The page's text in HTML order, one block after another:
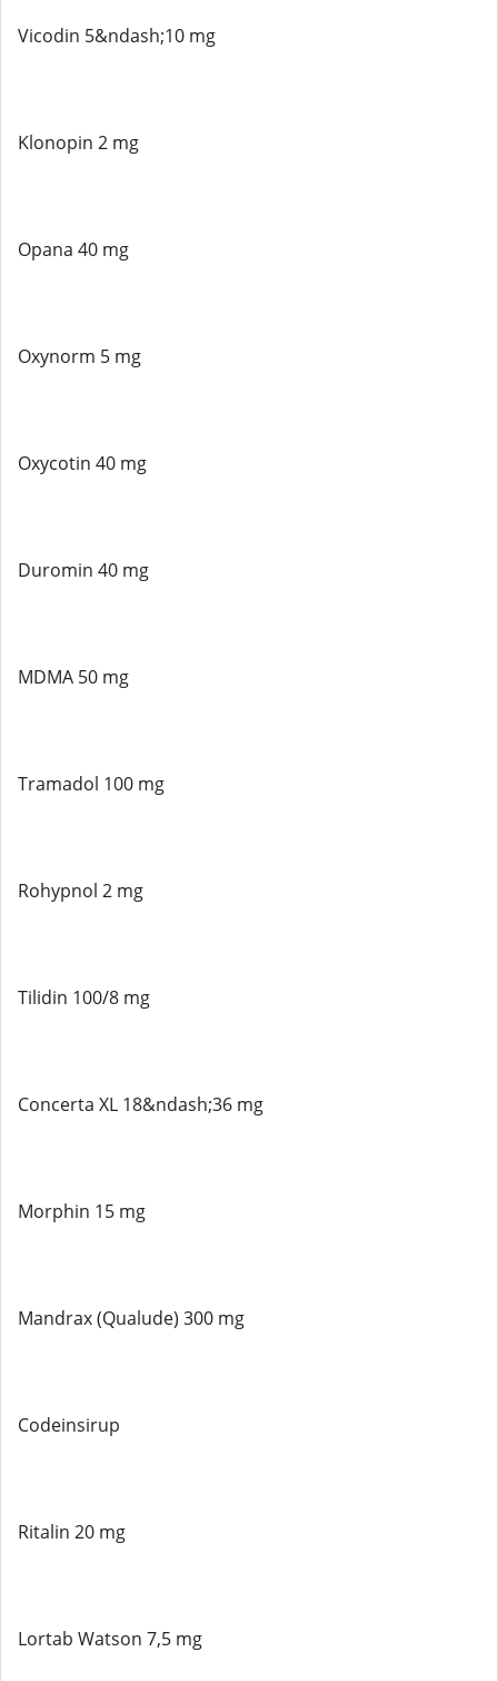
Vicodin 5&ndash;10 mg
Klonopin 2 mg
Opana 40 mg
Oxynorm 5 mg
Oxycotin 40 mg
Duromin 40 mg
MDMA 50 mg
Tramadol 100 mg
Rohypnol 2 mg
Tilidin 100/8 mg
Concerta XL 18&ndash;36 mg
Morphin 15 mg
Mandrax (Qualude) 300 mg
Codeinsirup
Ritalin 20 mg
Lortab Watson 7,5 mg